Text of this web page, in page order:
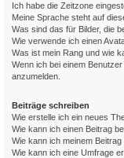
Ich habe die Zeitzone
Meine Sprache steht auf
Was sind das für Bilder, die
Wie verwende ich einen
Was ist mein Rang und wie
Wenn ich bei einem
anzumelden.
Beiträge schreiben
Wie erstelle ich ein neues
Wie kann ich einen Beitrag
Wie kann ich meinem
Wie kann ich eine Umfrage